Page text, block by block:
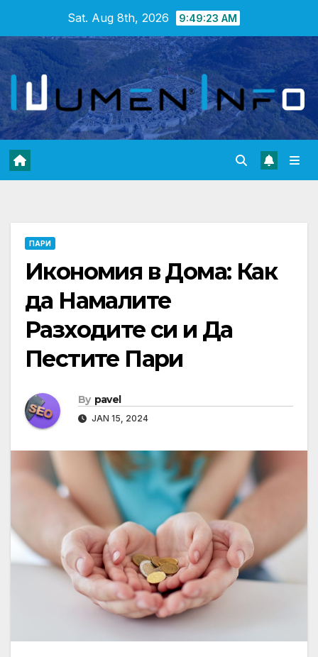
content
Sat. Aug 8th, 2026 9:49:25 AM
ПАРИ
Икономия в Дома: Как
да Намалите
Разходите си и Да
Пестите Пари
By pavel
JAN 15, 2024